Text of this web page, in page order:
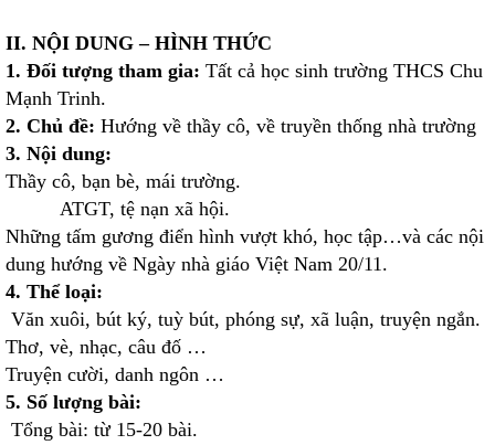
II. NỘI DUNG – HÌNH THỨC
1. Đối tượng tham gia: Tất cả học sinh trường THCS Chu
Mạnh Trinh.
2. Chủ đề: Hướng về thầy cô, về truyền thống nhà trường
3. Nội dung:
Thầy cô, bạn bè, mái trường.
ATGT, tệ nạn xã hội.
Những tấm gương điển hình vượt khó, học tập…và các nội
dung hướng về Ngày nhà giáo Việt Nam 20/11.
4. Thể loại:
Văn xuôi, bút ký, tuỳ bút, phóng sự, xã luận, truyện ngắn.
Thơ, vè, nhạc, câu đố …
Truyện cười, danh ngôn …
5. Số lượng bài:
Tổng bài: từ 15-20 bài.